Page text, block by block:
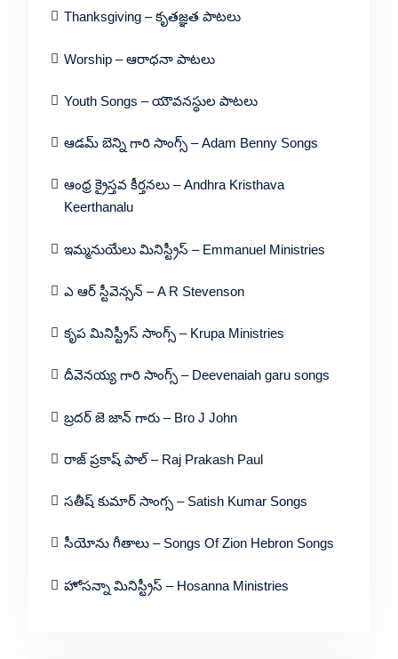
Thanksgiving – కృతజ్ఞత పాటలు
Worship – ఆరాధనా పాటలు
Youth Songs – యౌవనస్థుల పాటలు
ఆడమ్ బెన్ని గారి సాంగ్స్ – Adam Benny Songs
ఆంధ్ర క్రైస్తవ కీర్తనలు – Andhra Kristhava
Keerthanalu
ఇమ్మనుయేలు మినిస్ట్రీస్ – Emmanuel Ministries
ఎ ఆర్ స్టీవెన్సన్ – A R Stevenson
కృప మినిస్ట్రీస్ సాంగ్స్ – Krupa Ministries
దీవెనయ్య గారి సాంగ్స్ – Deevenaiah garu songs
బ్రదర్ జె జాన్ గారు – Bro J John
రాజ్ ప్రకాష్ పాల్ – Raj Prakash Paul
సతీష్ కుమార్ సాంగ్స – Satish Kumar Songs
సీయోను గీతాలు – Songs Of Zion Hebron Songs
హోసన్నా మినిస్ట్రీస్ – Hosanna Ministries